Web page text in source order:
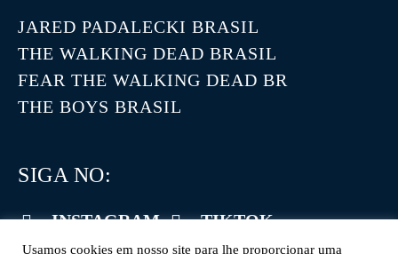
JARED PADALECKI BRASIL
THE WALKING DEAD BRASIL
FEAR THE WALKING DEAD BR
THE BOYS BRASIL
SIGA NO:
INSTAGRAM TIKTOK
Usamos cookies em nosso site para lhe proporcionar uma